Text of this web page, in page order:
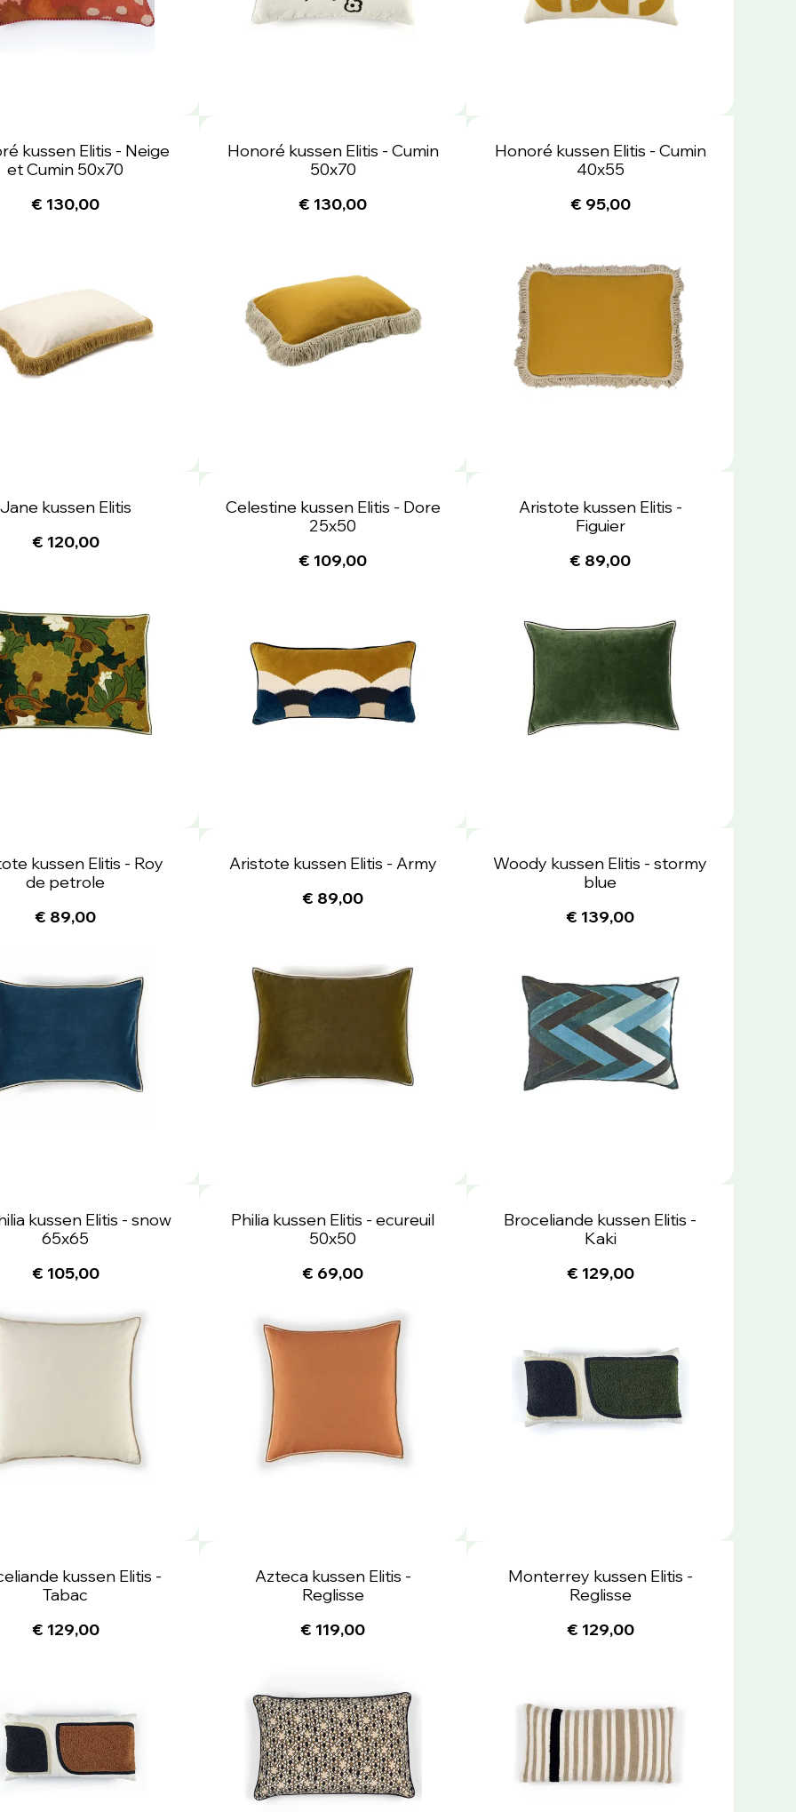
kussen Elitis - Neige
et Cumin 50x70
€ 130,00
Honoré kussen Elitis - Cumin
50x70
€ 130,00
Honoré kussen Elitis - Cumin
40x55
€ 95,00
Jane kussen Elitis
€ 120,00
Celestine kussen Elitis - Dore
25x50
€ 109,00
Aristote kussen Elitis -
Figuier
€ 89,00
kussen Elitis - Roy
de petrole
€ 89,00
Aristote kussen Elitis - Army
€ 89,00
Woody kussen Elitis - stormy
blue
€ 139,00
kussen Elitis - snow
65x65
€ 105,00
Philia kussen Elitis - ecureuil
50x50
€ 69,00
Broceliande kussen Elitis -
Kaki
€ 129,00
kussen Elitis -
Tabac
€ 129,00
Azteca kussen Elitis -
Reglisse
€ 119,00
Monterrey kussen Elitis -
Reglisse
€ 129,00